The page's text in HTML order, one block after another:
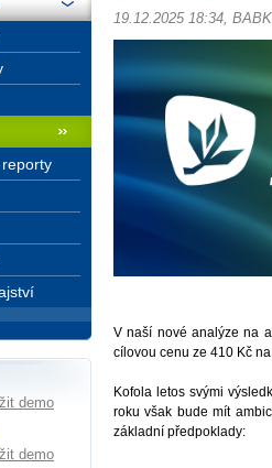
19.12.2025 18:34,
V naší nové analýze na
cílovou cenu ze 410 Kč
Kofola letos svými
roku však bude mít
základní předpoklady:
demo
demo